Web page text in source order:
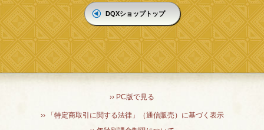
DQXショップトップ
›› PC版で見る
›› 「特定商取引に関する法律」（通信販売）に基づく表示